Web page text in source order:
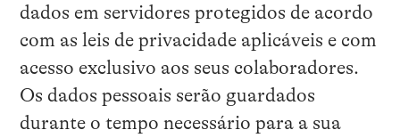
dados em servidores protegidos de acordo
com as leis de privacidade aplicáveis e com
acesso exclusivo aos seus colaboradores.
Os dados pessoais serão guardados
durante o tempo necessário para a sua